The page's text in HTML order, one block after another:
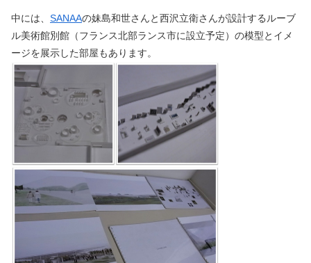
中には、 SANAAの妹島和世さんと西沢立衛さんが設計するルーブ
ル美術館別館（フランス北部ランス市に設立予定）の模型とイメ
ージを展示した部屋もあります。